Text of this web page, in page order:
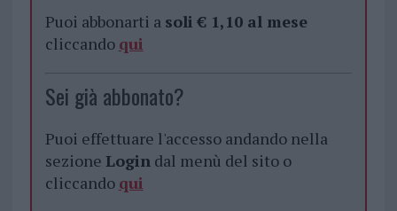
Puoi abbonarti a soli € 1,10 al mese
cliccando qui
Sei già abbonato?
Puoi effettuare l'accesso andando nella
sezione Logindal menù del sito o
cliccando qui